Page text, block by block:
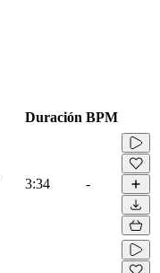
Duración BPM
3:34 -